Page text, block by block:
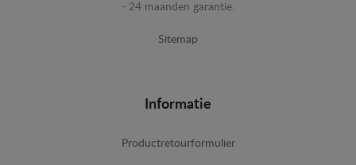
- 24 maanden garantie.
Sitemap
Informatie
Productretourformulier